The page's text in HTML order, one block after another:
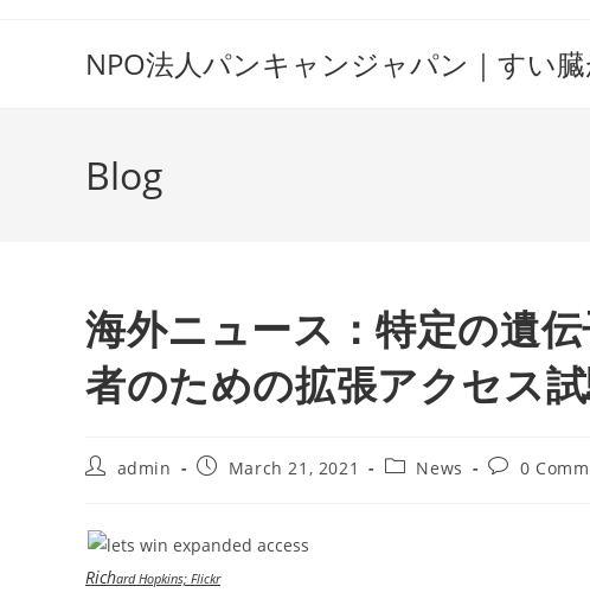
NPO法人パンキャンジャパン｜すい
Blog
海外ニュース：特定の遺
者のための拡張アクセス
Postadmin
PostMarch 21, 2021
PostNews
Post0
Richard Hopkins; Flickr